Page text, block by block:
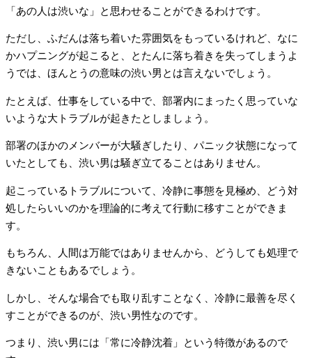
「あの人は渋いな」と思わせることができるわけです。
ただし、ふだんは落ち着いた雰囲気をもっているけれど、なに
かハプニングが起こると、とたんに落ち着きを失ってしまうよ
うでは、ほんとうの意味の渋い男とは言えないでしょう。
たとえば、仕事をしている中で、部署内にまったく思っていな
いような大トラブルが起きたとしましょう。
部署のほかのメンバーが大騒ぎしたり、パニック状態になって
いたとしても、渋い男は騒ぎ立てることはありません。
起こっているトラブルについて、冷静に事態を見極め、どう対
処したらいいのかを理論的に考えて行動に移すことができま
す。
もちろん、人間は万能ではありませんから、どうしても処理で
きないこともあるでしょう。
しかし、そんな場合でも取り乱すことなく、冷静に最善を尽く
すことができるのが、渋い男性なのです。
つまり、渋い男には「常に冷静沈着」という特徴があるので